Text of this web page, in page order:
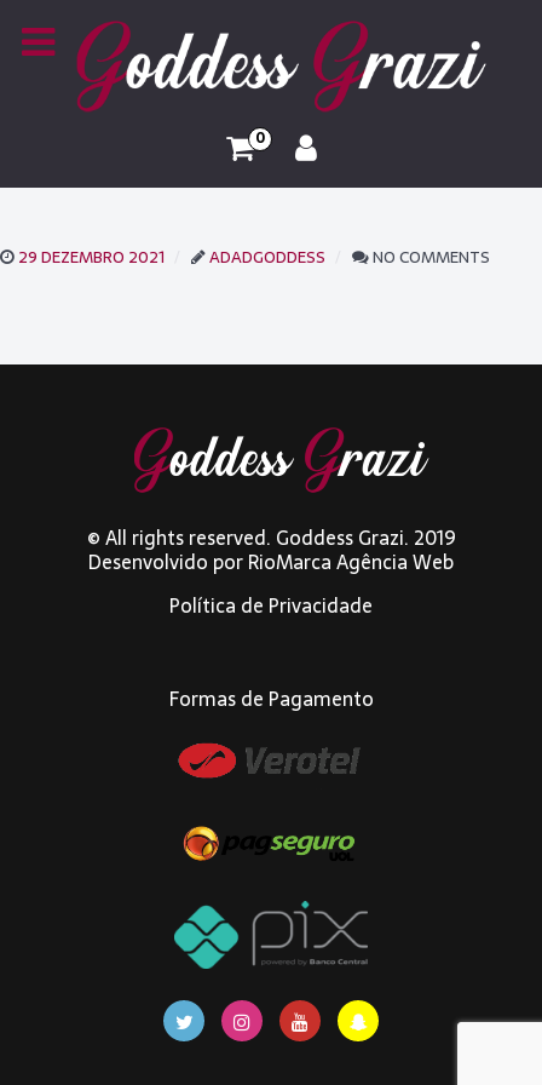
0
29 DEZEMBRO 2021 ADADGODDESS NO COMMENTS
© All rights reserved. Goddess Grazi. 2019
Desenvolvido porRioMarca Agência Web
Política de Privacidade
Formas de Pagamento